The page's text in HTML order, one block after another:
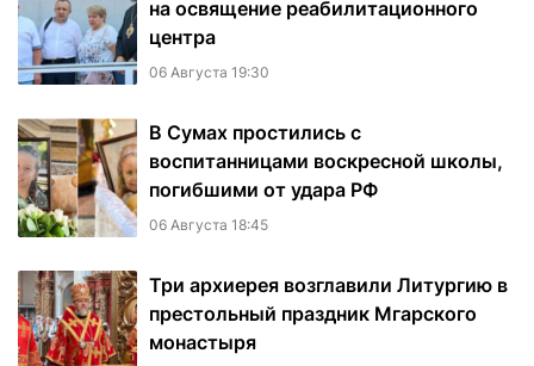
на освящение реабилитационного
центра
06 Августа 19:30
В Сумах простились с
воспитанницами воскресной школы,
погибшими от удара РФ
06 Августа 18:45
Три архиерея возглавили Литургию в
престольный праздник Мгарского
монастыря